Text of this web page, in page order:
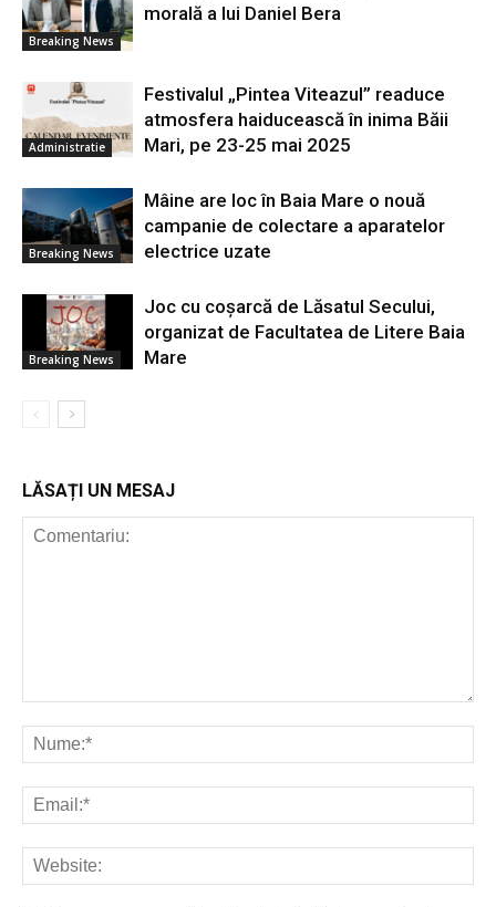
Breaking News
morală a lui Daniel Bera
Administratie
Festivalul „Pintea Viteazul” readuce
atmosfera haiducească în inima Băii
Mari, pe 23-25 mai 2025
Breaking News
Mâine are loc în Baia Mare o nouă
campanie de colectare a aparatelor
electrice uzate
Breaking News
Joc cu coșarcă de Lăsatul Secului,
organizat de Facultatea de Litere Baia
Mare
LĂSAȚI UN MESAJ